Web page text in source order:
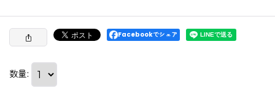
Facebookでシェア
数量: